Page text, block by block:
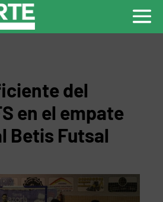
del
en el empate
Betis Futsal